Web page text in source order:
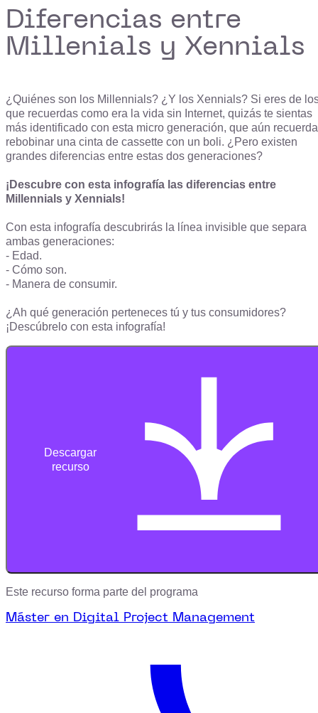
Diferencias entre
Millenials y Xennials
¿Quiénes son los Millennials? ¿Y los Xennials? Si eres de
que recuerdas como era la vida sin Internet, quizás te sientas
más identificado con esta micro generación, que aún recuerda
rebobinar una cinta de cassette con un boli. ¿Pero existen
grandes diferencias entre estas dos generaciones?
¡Descubre con esta infografía las diferencias entre
Millennials y Xennials!
Con esta infografía descubrirás la línea invisible que separa
ambas generaciones:
- Edad.
- Cómo son.
- Manera de consumir.
¿Ah qué generación perteneces tú y tus consumidores?
¡Descúbrelo con esta infografía!
Descargar
recurso
Este recurso forma parte del programa
Máster en Digital Project Management